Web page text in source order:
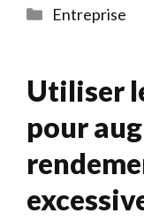
Catégories
Entreprise
Utiliser
pour